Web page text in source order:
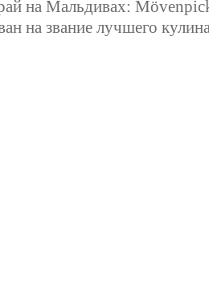
на Мальдивах:
на звание лучшего